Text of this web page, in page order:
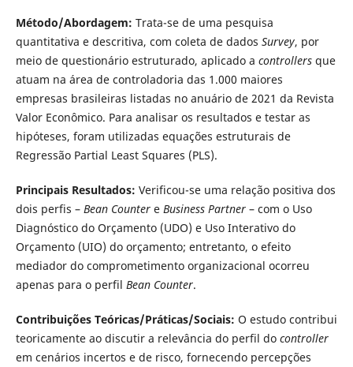
Método/Abordagem: Trata-se de uma pesquisa
quantitativa e descritiva, com coleta de dados Survey, por
meio de questionário estruturado, aplicado a controllersque
atuam na área de controladoria das 1.000 maiores
empresas brasileiras listadas no anuário de 2021 da Revista
Valor Econômico. Para analisar os resultados e testar as
hipóteses, foram utilizadas equações estruturais de
Regressão Partial Least Squares (PLS).
Principais Resultados: Verificou-se uma relação positiva dos
dois perfis – Bean Counter e Business Partner– com o Uso
Diagnóstico do Orçamento (UDO) e Uso Interativo do
Orçamento (UIO) do orçamento; entretanto, o efeito
mediador do comprometimento organizacional ocorreu
apenas para o perfil Bean Counter.
Contribuições Teóricas/Práticas/Sociais: O estudo contribui
teoricamente ao discutir a relevância do perfil do controller
em cenários incertos e de risco, fornecendo percepções